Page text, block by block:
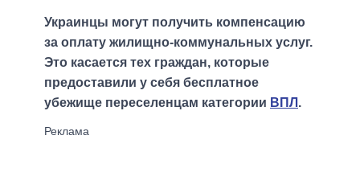
Украинцы могут получить компенсацию
за оплату жилищно-коммунальных услуг.
Это касается тех граждан, которые
предоставили у себя бесплатное
убежище переселенцам категории ВПЛ .